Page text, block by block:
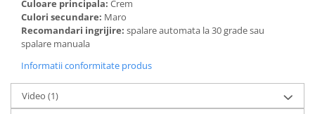
Culoare principala: Crem
Culori secundare: Maro
Recomandari ingrijire: spalare automata la 30 grade sau
spalare manuala
Informatii conformitate produs
Video (1)